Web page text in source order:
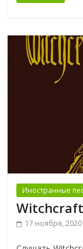
Иностранные
17 ноября, 2020